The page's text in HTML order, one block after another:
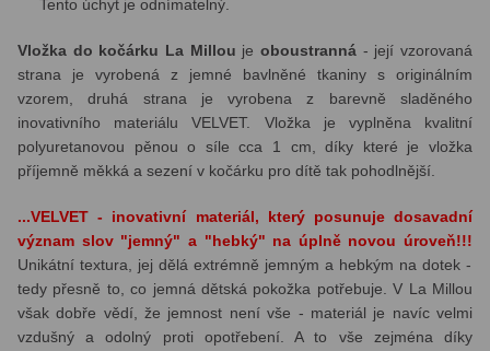
Tento úchyt je odnímatelný.
Vložka do kočárku La Millou jeoboustranná - její vzorovaná
strana je vyrobená z jemné bavlněné tkaniny s originálním
vzorem, druhá strana je vyrobena z barevně sladěného
inovativního materiálu VELVET. Vložka je vyplněna kvalitní
polyuretanovou pěnou o síle cca 1 cm, díky které je vložka
příjemně měkká a sezení v kočárku pro dítě tak pohodlnější.
...VELVET - inovativní materiál, který posunuje dosavadní
význam slov "jemný" a "hebký" na úplně novou úroveň!!!
Unikátní textura, jej dělá extrémně jemným a hebkým na dotek -
tedy přesně to, co jemná dětská pokožka potřebuje. V La Millou
však dobře vědí, že jemnost není vše - materiál je navíc velmi
vzdušný a odolný proti opotřebení. A to vše zejména díky